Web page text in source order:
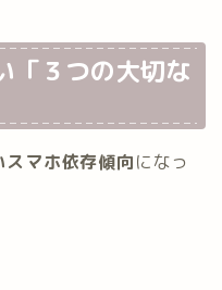
「３つの大切な
スマホ依存傾向になっ